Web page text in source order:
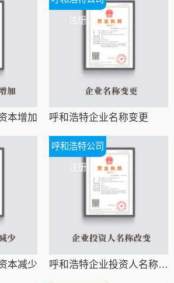
本增加
注册
呼和浩特企业名称变更
本减少
呼和浩特公司
注册
呼和浩特企业投资人名称改变